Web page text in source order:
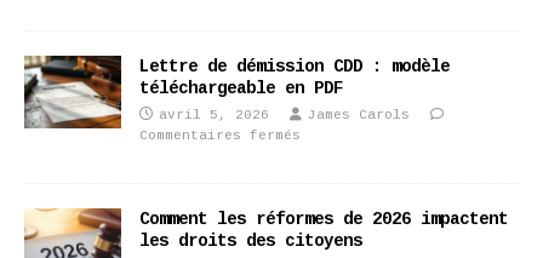
Lettre de démission CDD : modèle
téléchargeable en PDF
avril 5, 2026
James Carols
Commentaires fermés
Comment les réformes de 2026 impactent
les droits des citoyens